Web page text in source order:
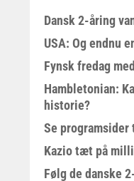
Dansk 2-åring
USA: Og endnu
Fynsk fredag
Hambletonian:
historie?
Se
Kazio tæt på
Følg de danske